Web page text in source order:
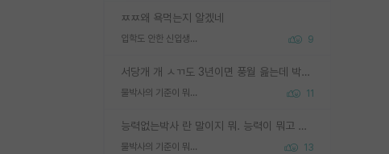
ㅉㅉ왜 욕먹는지 알겠네
입학도 안한 신입생이 원래 관심을 받나요 9
서당개 개 ㅅㄲ도 3년이면 풍월 읊는데 박사 5년 이상 대리고 있으면서 물된건 교수 탓 맞는ㄱ게 거기가 서당이 아니란 소리임
물박사의 기준이 뭐임? 11
능력없는박사 란 말이지 뭐. 능력이 뭐고 능력이 있다는게 뭔지는 사람마다 기준이 다르니까 얘기해봐야 서로 자기 기준만 얘기해서 논쟁이 끝이 안나고. 주위에서 능력있고 야심있는 신입생이 교수가 유의미한 피드백을 아예 안주면서 제대로된 과제에 참여해볼 기회도 제공하지 않고 잡일 뺑뺑이만 돌려서 맨날 단순작업만 하면서 밤새다가 눈빛이 점점 죽어가는걸 본 사람은 물박사는 교수탓이라고 하고, 교수는 이것저것 알려도 주고 기회도 주고 사수 동기 붙여주면서 어떻게든 끌고가려고 하는데 본인이 매일 뺀질거리면서 출근 하는둥마는둥 하다가 기껏 와서도 폰이나 쳐다보다가 실험 망치고 저녁약속있어서 먼저 가볼게요~ 하는걸 본 사람은 물박사는 본인탓이라고 함.
물박사의 기준이 뭐임? 13